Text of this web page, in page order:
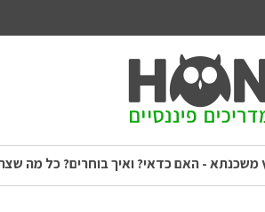
משכנתא - האם כדאי? ואיך בוחרים? כל מה